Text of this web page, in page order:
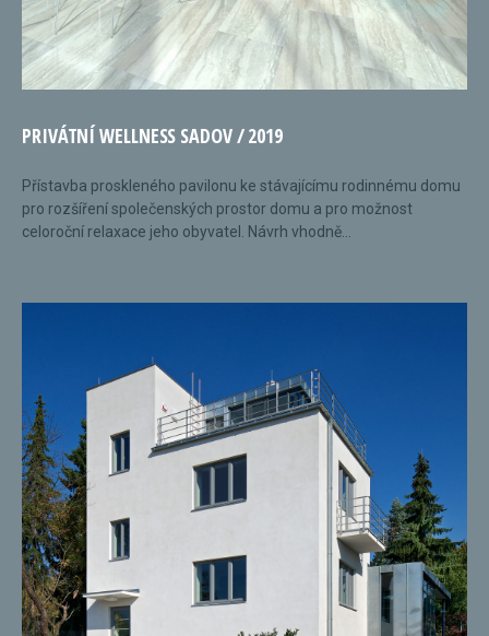
PRIVÁTNÍ WELLNESS SADOV / 2019
Přístavba proskleného pavilonu ke stávajícímu rodinnému domu
pro rozšíření společenských prostor domu a pro možnost
celoroční relaxace jeho obyvatel. Návrh vhodně...